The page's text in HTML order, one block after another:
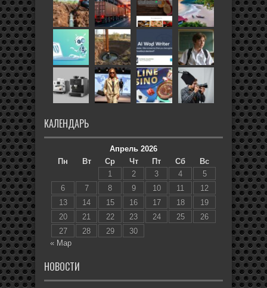
КАЛЕНДАРЬ
Апрель 2026
Пн
Вт Ср Чт Пт Сб
Вс
1
2 3 4
5
6
7 8 9 10 11
12
13
14 15 16 17 18
19
20
21 22 23 24 25
26
27
28 29
30
« Мар
НОВОСТИ